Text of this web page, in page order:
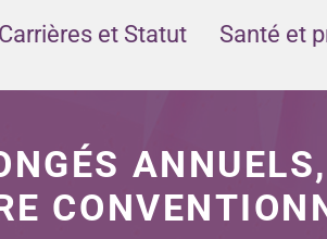
Carrières et Statut Santé et